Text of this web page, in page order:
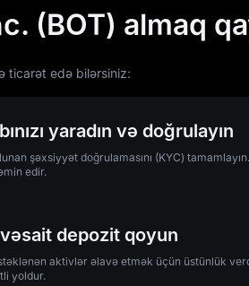
(BOT) almaq
ticarət edə bilərsiniz:
yaradın və doğrulayın
şəxsiyyət doğrulamasını (KYC)
edir.
vəsait depozit qoyun
aktivlər əlavə etmək üçün üstünlük
yoldur.